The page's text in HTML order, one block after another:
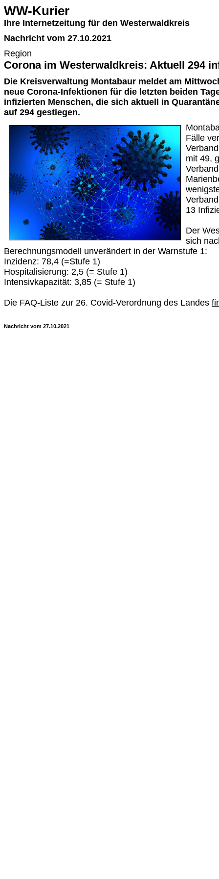
WW-Kurier
Ihre Internetzeitung für den Westerwaldkreis
Nachricht vom 27.10.2021
Region
Corona im Westerwaldkreis: Aktuell 294
Die Kreisverwaltung Montabaur meldet am
neue Corona-Infektionen für die letzten beiden
infizierten Menschen, die sich aktuell in
auf 294 gestiegen.
Fälle
mit 49,
13
Der
sich
Berechnungsmodell unverändert in der Warnstufe 1:
Inzidenz: 78,4 (=Stufe 1)
Hospitalisierung: 2,5 (= Stufe 1)
Intensivkapazität: 3,85 (= Stufe 1)
Die FAQ-Liste zur 26. Covid-Verordnung des Landes
Nachricht vom 27.10.2021